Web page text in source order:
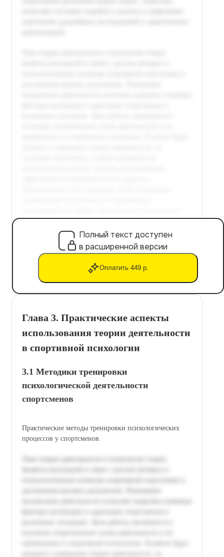
Полный текст доступен
в расширенной версии
Оплатить 449 р.
Глава 3. Практические аспекты
использования теории деятельности
в спортивной психологии
3.1 Методики тренировки
психологической деятельности
спортсменов
Практические методы тренировки психологических
процессов у спортсменов.